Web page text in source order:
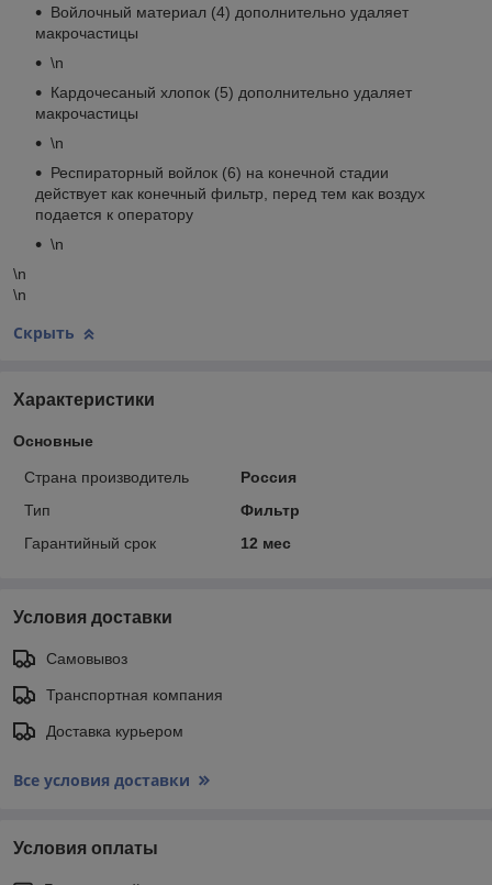
Войлочный материал (4) дополнительно удаляет
макрочастицы
\n
Кардочесаный хлопок (5) дополнительно удаляет
макрочастицы
\n
Респираторный войлок (6) на конечной стадии
действует как конечный фильтр, перед тем как воздух
подается к оператору
\n
\n
\n
Скрыть
Характеристики
Основные
Страна производитель
Россия
Тип
Фильтр
Гарантийный срок
12 мес
Условия доставки
Самовывоз
Транспортная компания
Доставка курьером
Все условия доставки
Условия оплаты